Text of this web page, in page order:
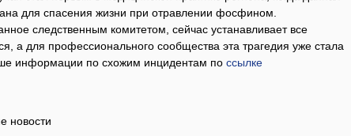
для спасения жизни при отравлении фосфином.
следственным комитетом, сейчас устанавливает все
а для профессионального сообщества эта трагедия уже стала
информации по схожим инцидентам по ссылке
новости